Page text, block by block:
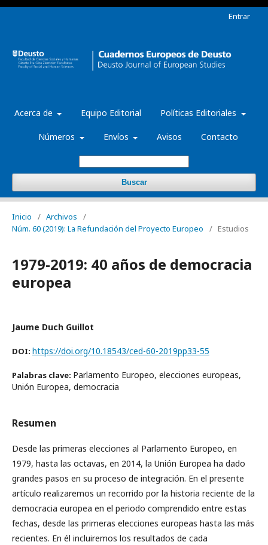
Acerca de Equipo Editorial Políticas Editoriales
Números Envíos Avisos Contacto
Buscar
Entrar
Inicio / Archivos
/
Núm. 60 (2019): La Refundación del Proyecto Europeo
/ Estudios
1979-2019: 40 años de democracia
europea
Jaume Duch Guillot
DOI: https://doi.org/10.18543/ced-60-2019pp33-55
Palabras clave: Parlamento Europeo, elecciones europeas,
Unión Europea, democracia
Resumen
Desde las primeras elecciones al Parlamento Europeo, en
1979, hasta las octavas, en 2014, la Unión Europea ha dado
grandes pasos en su proceso de integración. En el presente
artículo realizaremos un recorrido por la historia reciente de la
democracia europea en el periodo comprendido entre estas
fechas, desde las primeras elecciones europeas hasta las más
recientes. En él incluiremos los resultados de cada